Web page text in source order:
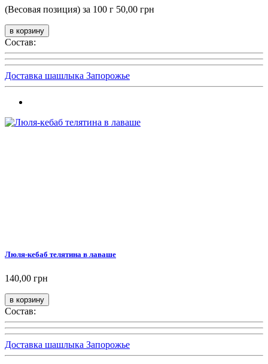
(Весовая позиция) за 100 г 50,00 грн
Состав:
Доставка шашлыка Запорожье
Люля-кебаб телятина в лаваше
140,00 грн
Состав:
Доставка шашлыка Запорожье